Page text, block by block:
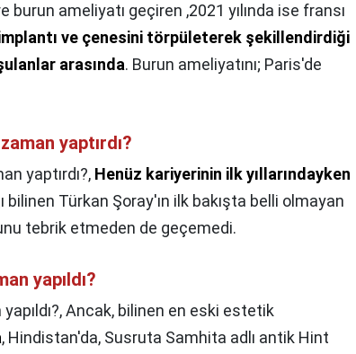
burun ameliyatı geçiren ,2021 yılında ise fransı
ve çenesini törpületerek şekillendirdiği
arasında. Burun ameliyatını; Paris'de
yaptırdı?
yaptırdı?, Henüz kariyerinin ilk yıllarındayken
bilinen Türkan Şoray'ın ilk bakışta belli olmayan
tebrik etmeden de geçemedi.
yapıldı?
Ancak, bilinen en eski estetik
, Hindistan'da, Susruta Samhita adlı antik Hint